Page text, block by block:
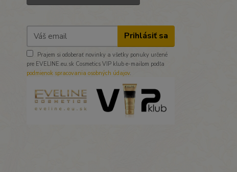
Prihlásiť sa
Prajem si odoberať novinky a všetky ponuky určené
pre EVELINE.eu.sk Cosmetics VIP klub e-mailom podľa
podmienok spracovania osobných údajov.